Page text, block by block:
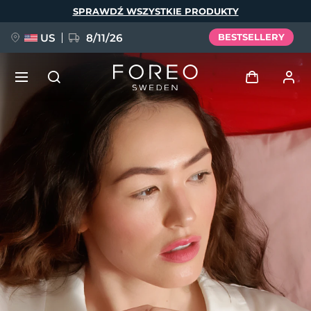
SPRAWDŹ WSZYSTKIE PRODUKTY
US 8/11/26 BESTSELLERY
Zaloguj
Profil użytkownika
Moje urządzenia
Moje zamówienia
Moje adresy
Moje subskrypcje
FAQ™ Pure Beauty-Tech Elixir
BREAKING NEWS
issa™ Teeth Whitening Set
Język
English Deutsch
Español
Français
Português
Polski
Svenska
Русский
Türkçe
简体中文 繁體中文